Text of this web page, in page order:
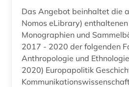
Das Angebot beinhaltet die
Nomos eLibrary) enthaltenen
Monographien und
2017 - 2020 der folgenden
Anthropologie und
2020) Europapolitik